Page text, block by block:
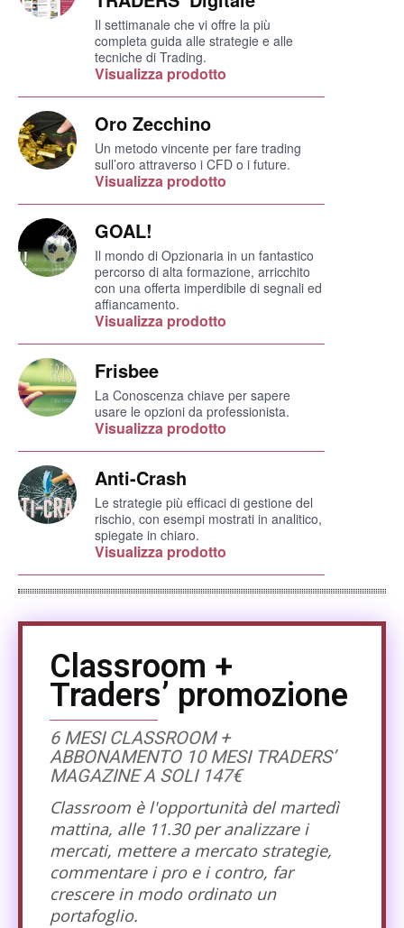
Il settimanale che vi offre la più
completa guida alle strategie e alle
tecniche di Trading.
Visualizza prodotto
Oro Zecchino
Un metodo vincente per fare trading
sull’oro attraverso i CFD o i future.
Visualizza prodotto
GOAL!
Il mondo di Opzionaria in un fantastico
percorso di alta formazione, arricchito
con una offerta imperdibile di segnali ed
affiancamento.
Visualizza prodotto
Frisbee
La Conoscenza chiave per sapere
usare le opzioni da professionista.
Visualizza prodotto
Anti-Crash
Le strategie più efficaci di gestione del
rischio, con esempi mostrati in analitico,
spiegate in chiaro.
Visualizza prodotto
Classroom +
Traders’ promozione
6 MESI CLASSROOM +
ABBONAMENTO 10 MESI TRADERS’
MAGAZINE A SOLI 147€
Classroom è l'opportunità del martedì
mattina, alle 11.30 per analizzare i
mercati, mettere a mercato strategie,
commentare i pro e i contro, far
crescere in modo ordinato un
portafoglio.